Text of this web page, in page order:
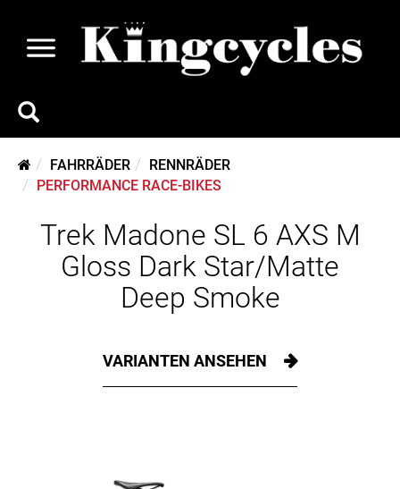
FAHRRÄDER
RENNRÄDER
PERFORMANCE RACE-BIKES
Trek Madone SL 6 AXS M
Gloss Dark Star/Matte
Deep Smoke
VARIANTEN ANSEHEN